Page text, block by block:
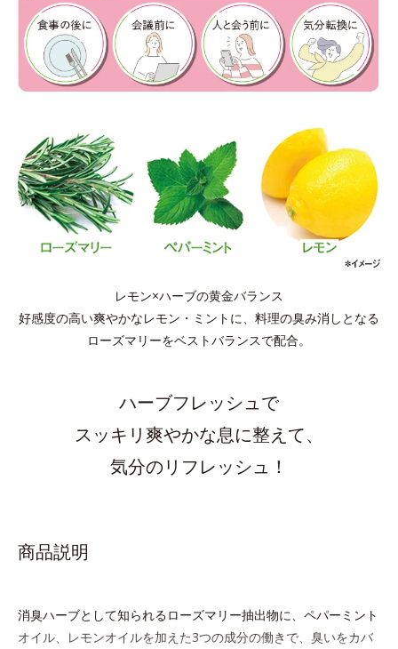
レモン×ハーブの黄金バランス
好感度の高い爽やかなレモン・ミントに、料理の臭み消しとなる
ローズマリーをベストバランスで配合。
ハーブフレッシュで
スッキリ爽やかな息に整えて、
気分のリフレッシュ！
商品説明
消臭ハーブとして知られるローズマリー抽出物に、ペパーミント
オイル、レモンオイルを加えた3つの成分の働きで、臭いをカバ